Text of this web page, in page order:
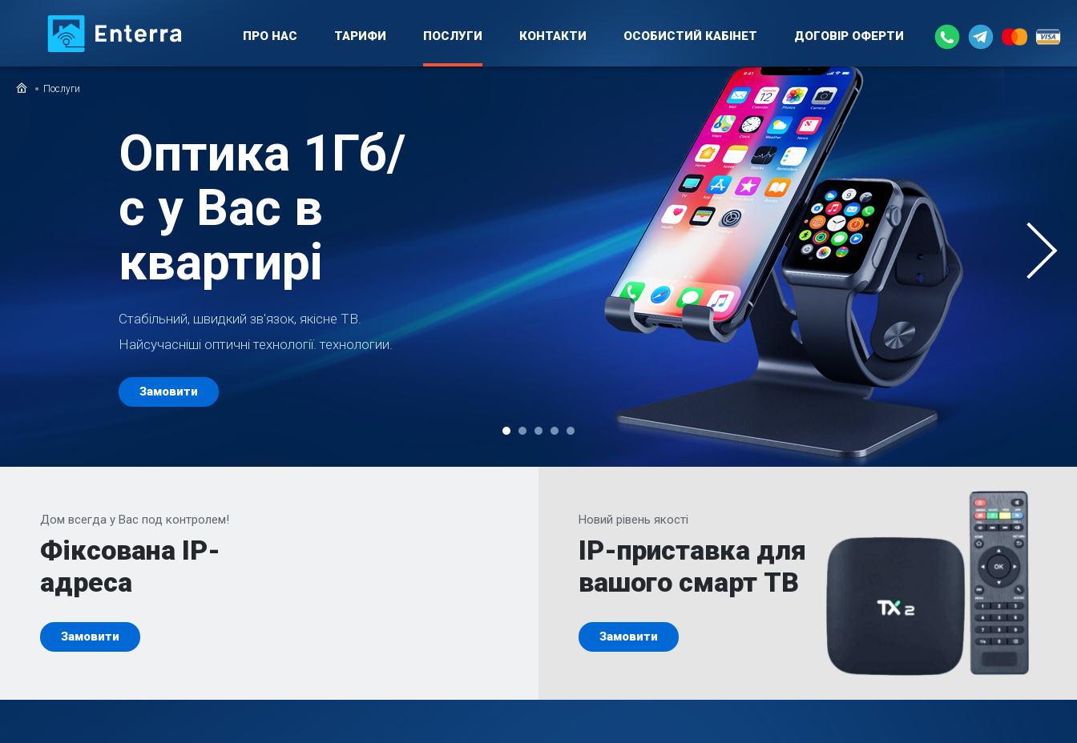
ПРО НАС ТАРИФИ ПОСЛУГИ КОНТАКТИ ОСОБИСТИЙ КАБІНЕТ ДОГОВIР ОФЕРТИ
Послуги
Оптика 1Гб/
с у Вас в
квартирі
Стабільний, швидкий зв'язок, якісне ТВ.
Найсучасніші оптичні технології. технологии.
Замовити
Дом всегда у Вас под контролем!
Фіксована IP-
адреса
Замовити
Новий рівень якості
IP-приставка для
вашого смарт ТВ
Замовити